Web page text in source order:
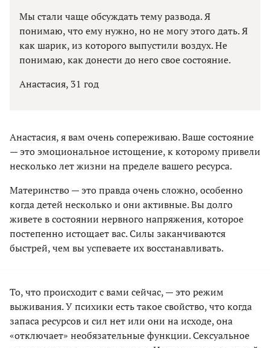
Мы стали чаще обсуждать тему развода. Я
понимаю, что ему нужно, но не могу этого дать. Я
как шарик, из которого выпустили воздух. Не
понимаю, как донести до него свое состояние.
Анастасия, 31 год
Анастасия, я вам очень сопереживаю. Ваше состояние
— это эмоциональное истощение, к которому привели
несколько лет жизни на пределе вашего ресурса.
Материнство — это правда очень сложно, особенно
когда детей несколько и они активные. Вы долго
живете в состоянии нервного напряжения, которое
постепенно истощает вас. Силы заканчиваются
быстрей, чем вы успеваете их восстанавливать.
То, что происходит с вами сейчас, — это режим
выживания. У психики есть такое свойство, что когда
запаса ресурсов и сил нет или они на исходе, она
«отключает» необязательные функции. Сексуальное